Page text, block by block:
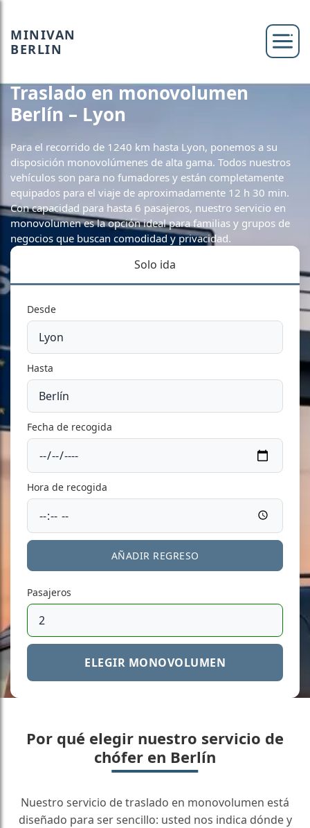
MINIVAN
BERLIN
Traslado en monovolumen
Berlín – Lyon
Para el recorrido de 1240 km hasta Lyon, ponemos a su
disposición monovolúmenes de alta gama. Todos nuestros
vehículos son para no fumadores y están completamente
equipados para el viaje de aproximadamente 12 h 30 min.
Con capacidad para hasta 6 pasajeros, nuestro servicio en
monovolumen es la opción ideal para familias y grupos de
negocios que buscan comodidad y privacidad.
Solo ida
Desde
Hasta
Fecha de recogida
Hora de recogida
AÑADIR REGRESO
Pasajeros
ELEGIR MONOVOLUMEN
Por qué elegir nuestro servicio de
chófer en Berlín
Nuestro servicio de traslado en monovolumen está
diseñado para ser sencillo: usted nos indica dónde y